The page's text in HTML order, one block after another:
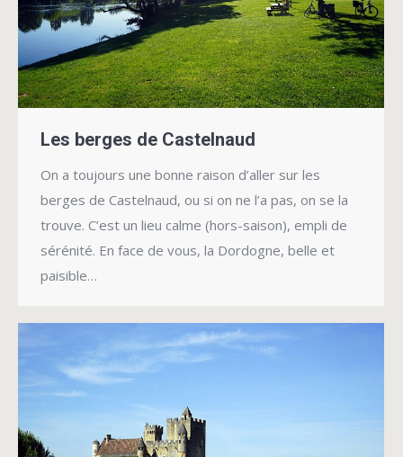
Les berges de Castelnaud
On a toujours une bonne raison d’aller sur les
berges de Castelnaud, ou si on ne l’a pas, on se la
trouve. C’est un lieu calme (hors-saison), empli de
sérénité. En face de vous, la Dordogne, belle et
paisible…